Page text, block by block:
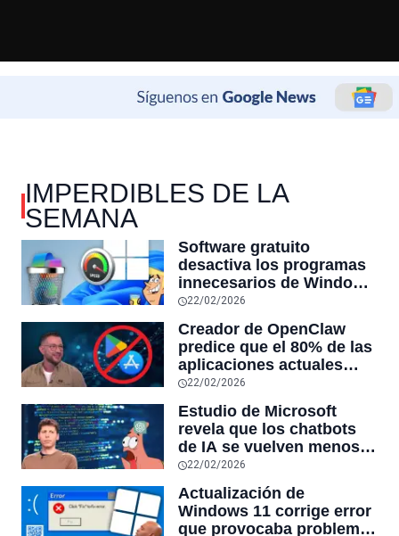
IMPERDIBLES DE LA
SEMANA
Software gratuito
desactiva los programas
innecesarios de Windows
11 y optimiza el PC,
reduciendo el uso de la
RAM y mucho más
22/02/2026
Creador de OpenClaw
predice que el 80% de las
aplicaciones actuales
desaparecerán en el
futuro: “Solo sobrevivirán
las aplicaciones con
sensores únicos o
conexiones especiales a
hardware
22/02/2026
Estudio de Microsoft
revela que los chatbots
de IA se vuelven menos
confiables mientras más
tiempo hablas con ellos:
la falta de confiabilidad
sube un 112%
22/02/2026
Actualización de
Windows 11 corrige error
que provocaba problemas